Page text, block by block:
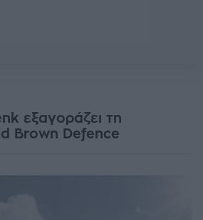
εξαγοράζει τη
Brown Defence